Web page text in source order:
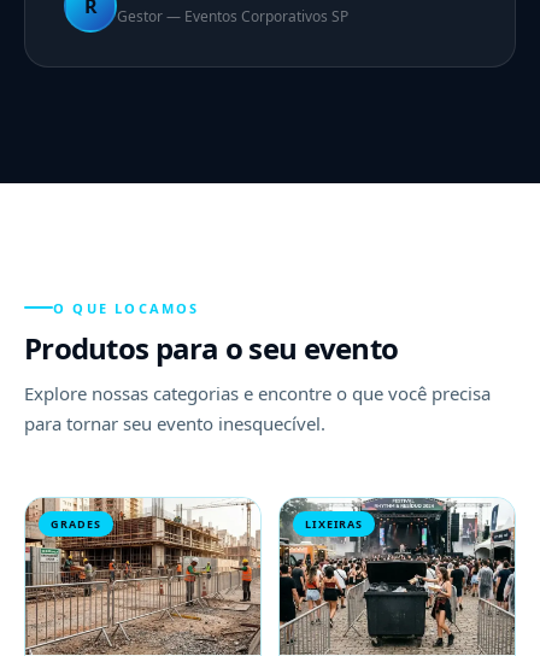
R Gestor — Eventos Corporativos SP
O QUE LOCAMOS
Produtos para o seu evento
Explore nossas categorias e encontre o que você precisa
para tornar seu evento inesquecível.
GRADES LIXEIRAS